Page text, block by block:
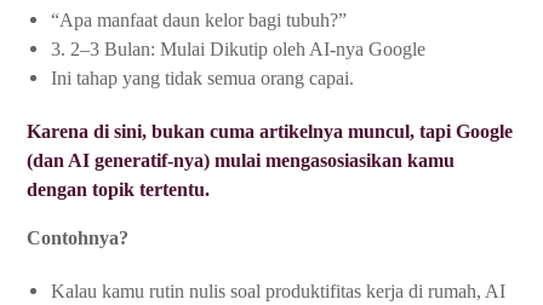
“Apa manfaat daun kelor bagi tubuh?”
3. 2–3 Bulan: Mulai Dikutip oleh AI-nya Google
Ini tahap yang tidak semua orang capai.
Karena di sini, bukan cuma artikelnya muncul, tapi Google
(dan AI generatif-nya) mulai mengasosiasikan kamu
dengan topik tertentu.
Contohnya?
Kalau kamu rutin nulis soal produktifitas kerja di rumah, AI